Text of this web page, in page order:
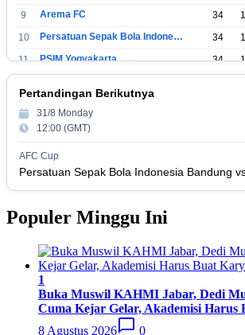
9
Arema FC 34
10
Persatuan Sepak Bola Indonesia Tangerang 34
11
PSIM Yogyakarta 34
14
Madura United FC
16
Persis Solo 34
17
Semen Padang FC 34
18
Pertandingan Berikutnya
31/8 Monday
12:00 (GMT)
AFC Cup
Populer Minggu Ini
1
Buka Muswil KAHMI Jabar, Dedi
Cuma Kejar Gelar, Akademisi Harus
8 Agustus 2026
0